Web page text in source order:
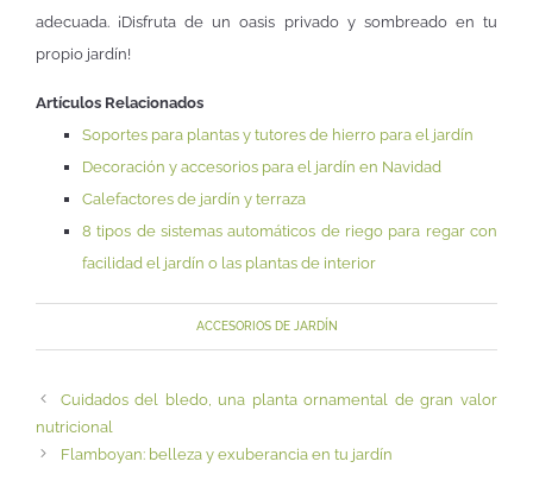
adecuada. ¡Disfruta de un oasis privado y sombreado en tu
propio jardín!
Artículos Relacionados
Soportes para plantas y tutores de hierro para el jardín
Decoración y accesorios para el jardín en Navidad
Calefactores de jardín y terraza
8 tipos de sistemas automáticos de riego para regar con
facilidad el jardín o las plantas de interior
ACCESORIOS DE JARDÍN
Cuidados del bledo, una planta ornamental de gran valor
nutricional
Flamboyan: belleza y exuberancia en tu jardín